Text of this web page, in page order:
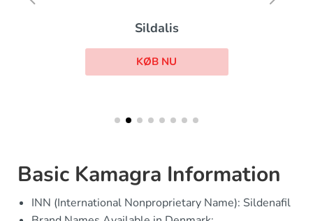
Sildalis
KØB NU
Basic Kamagra Information
INN (International Nonproprietary Name): Sildenafil